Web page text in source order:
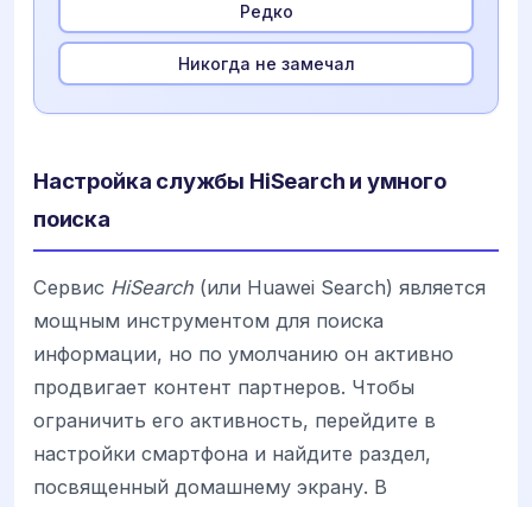
Редко
Никогда не замечал
Настройка службы HiSearch и умного
поиска
Сервис HiSearch (или Huawei Search) является
мощным инструментом для поиска
информации, но по умолчанию он активно
продвигает контент партнеров. Чтобы
ограничить его активность, перейдите в
настройки смартфона и найдите раздел,
посвященный домашнему экрану. В